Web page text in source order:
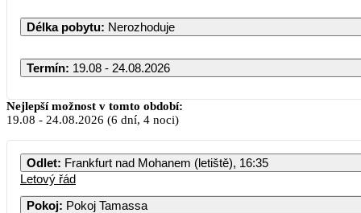
Délka pobytu: Nerozhoduje
Termín: 19.08 - 24.08.2026
Srpen 2026
PO ÚT ST ČT PÁ
Nejlepší možnost v tomto období:
19.08 - 24.08.2026 (6 dní, 4 noci)
Odlet: Frankfurt nad Mohanem (letiště), 16:35
Letový řád
Pokoj: Pokoj Tamassa